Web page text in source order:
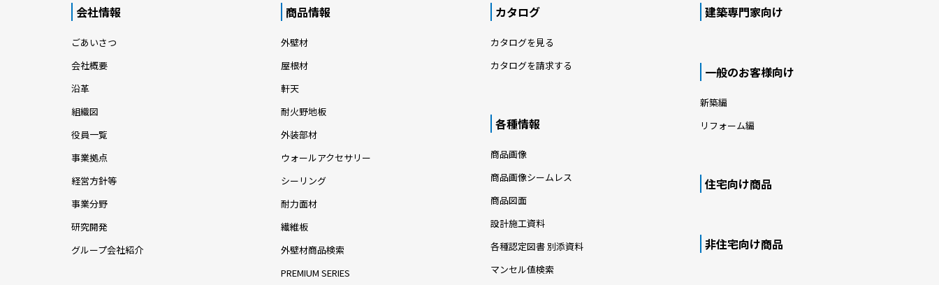
会社情報
ごあいさつ
会社概要
沿革
組織図
役員一覧
事業拠点
経営方針等
事業分野
研究開発
グループ会社紹介
商品情報
外壁材
屋根材
軒天
耐火野地板
外装部材
ウォールアクセサリー
シーリング
耐力面材
繊維板
外壁材商品検索
PREMIUM SERIES
カタログ
カタログを見る
カタログを請求する
各種情報
商品画像
商品画像シームレス
商品図面
設計施工資料
各種認定図書 別添資料
マンセル値検索
建築専門家向け
一般のお客様向け
新築編
リフォーム編
住宅向け商品
非住宅向け商品